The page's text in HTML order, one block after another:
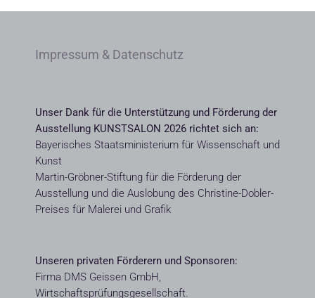
Impressum & Datenschutz
Unser Dank für die Unterstützung und Förderung der
Ausstellung KUNSTSALON 2026 richtet sich an:
Bayerisches Staatsministerium für Wissenschaft und
Kunst
Martin-Gröbner-Stiftung für die Förderung der
Ausstellung und die Auslobung des Christine-Dobler-
Preises für Malerei und Grafik
Unseren privaten Förderern und Sponsoren:
Firma DMS Geissen GmbH,
Wirtschaftsprüfungsgesellschaft.